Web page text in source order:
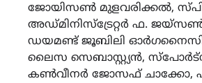
ജോയിസൺ മുളവരിക്കൽ,
അഡ്മിനിസ്ട്രേറ്റർ ഫ.
ഡയമണ്ട് ജൂബിലി
ലൈസ സെബാസ്റ്റ്യൻ, സ്പോർട്സ്
കൺവീനർ ജോസഫ് ചാക്കോ,